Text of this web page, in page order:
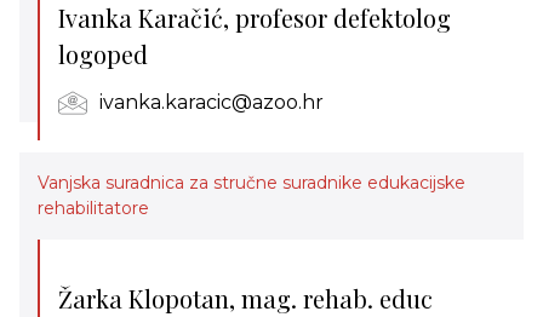
Ivanka Karačić, profesor defektolog
logoped
ivanka.karacic@azoo.hr
Vanjska suradnica za stručne suradnike edukacijske
rehabilitatore
Žarka Klopotan, mag. rehab. educ